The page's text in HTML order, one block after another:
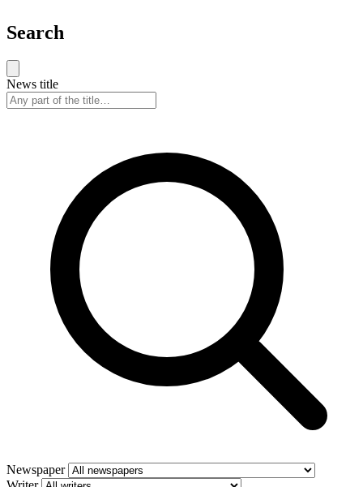
Search
News title
Newspaper